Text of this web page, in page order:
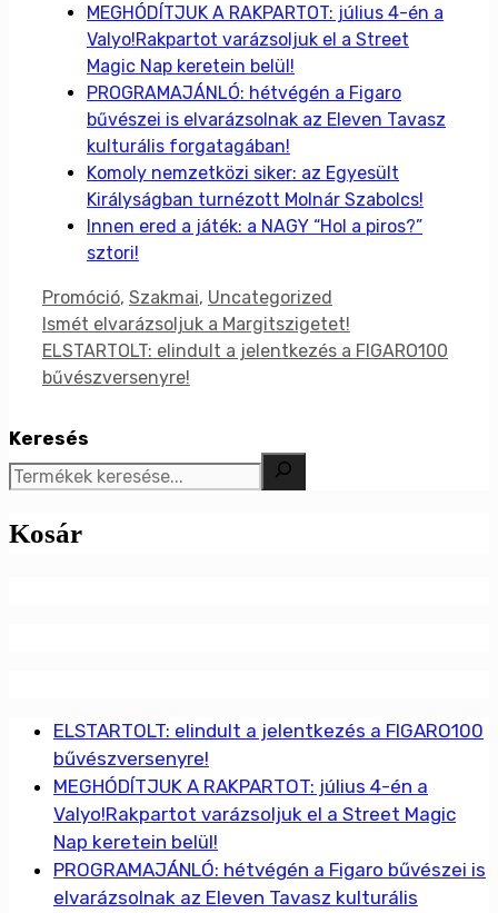
MEGHÓDÍTJUK A RAKPARTOT: július 4-én a
Valyo!Rakpartot varázsoljuk el a Street
Magic Nap keretein belül!
PROGRAMAJÁNLÓ: hétvégén a Figaro
bűvészei is elvarázsolnak az Eleven Tavasz
kulturális forgatagában!
Komoly nemzetközi siker: az Egyesült
Királyságban turnézott Molnár Szabolcs!
Innen ered a játék: a NAGY “Hol a piros?”
sztori!
Kategória
Promóció, Szakmai, Uncategorized
Ismét elvarázsoljuk a Margitszigetet!
ELSTARTOLT: elindult a jelentkezés a FIGARO100
bűvészversenyre!
Keresés
Kosár
ELSTARTOLT: elindult a jelentkezés a FIGARO100
bűvészversenyre!
MEGHÓDÍTJUK A RAKPARTOT: július 4-én a
Valyo!Rakpartot varázsoljuk el a Street Magic
Nap keretein belül!
PROGRAMAJÁNLÓ: hétvégén a Figaro bűvészei is
elvarázsolnak az Eleven Tavasz kulturális